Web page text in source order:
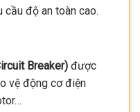
cầu độ an toàn cao.
Breaker) được
vệ động cơ điện